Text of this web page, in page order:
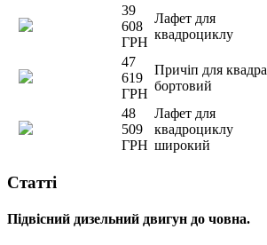
39
608
ГРН
Лафет для
квадроциклу
47
619
ГРН
Причіп для квадра
бортовий
48
509
ГРН
Лафет для
квадроциклу
широкий
Статті
Підвісний дизельний двигун до човна.